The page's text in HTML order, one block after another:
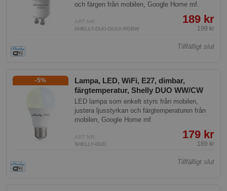
och färgen från mobilen, Google Home mf.
ART.NR:
SHELLY-DUO-GU10-RGBW
189 kr
199 kr
Tillfälligt slut
Lampa, LED, WiFi, E27, dimbar,
färgtemperatur, Shelly DUO WW/CW
-5%
LED lampa som enkelt styrs från mobilen,
justera ljusstyrkan och färgtemperaturen från
mobilen, Google Home mf.
ART.NR:
SHELLY-DUO
179 kr
189 kr
Tillfälligt slut